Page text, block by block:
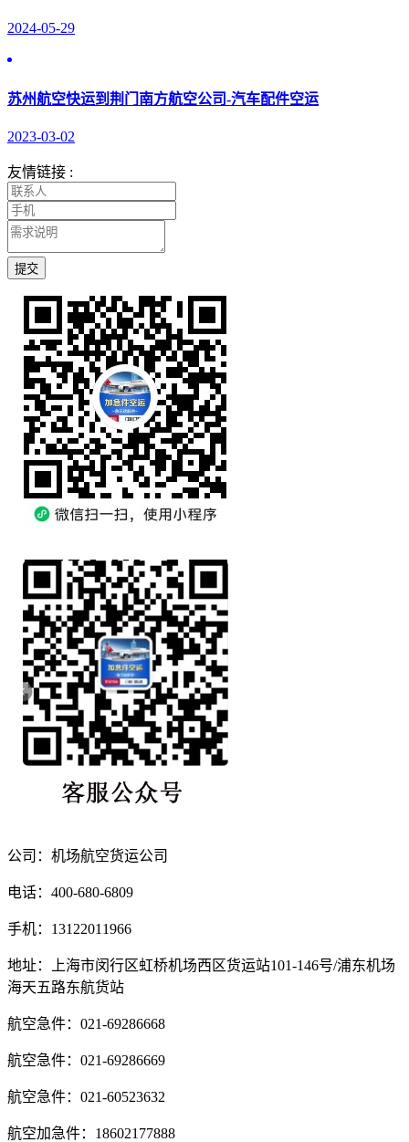
2024-05-29
苏州航空快运到荆门南方航空公司-汽车配件空运
2023-03-02
友情链接 :
提交
公司：机场航空货运公司
电话：400-680-6809
手机：13122011966
地址：上海市闵行区虹桥机场西区货运站101-146号/浦东机场
海天五路东航货站
航空急件：021-69286668
航空急件：021-69286669
航空急件：021-60523632
航空加急件：18602177888